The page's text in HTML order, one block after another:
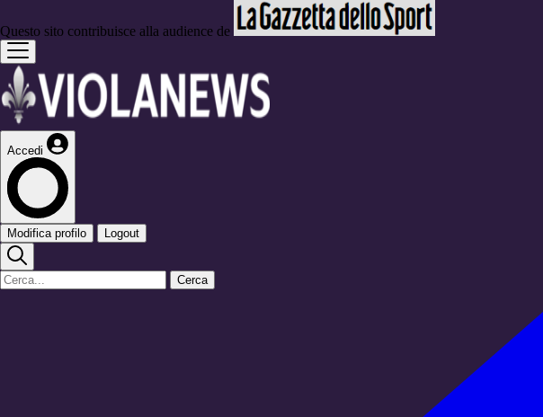
Questo sito contribuisce alla audience de
Accedi
Modifica profilo Logout
Cerca